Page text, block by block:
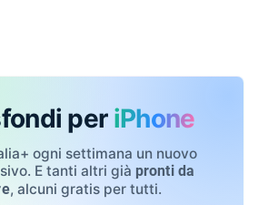
per iPhone
ogni settimana un nuovo
E tanti altri già pronti da
, alcuni gratis per tutti.